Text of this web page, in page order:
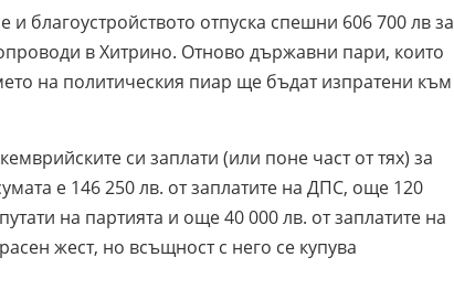
благоустройството отпуска спешни 606 700 лв за
в Хитрино. Отново държавни пари, които
на политическия пиар ще бъдат изпратени към
си заплати (или поне част от тях) за
е 146 250 лв. от заплатите на ДПС, още 120
на партията и още 40 000 лв. от заплатите на
жест, но всъщност с него се купува